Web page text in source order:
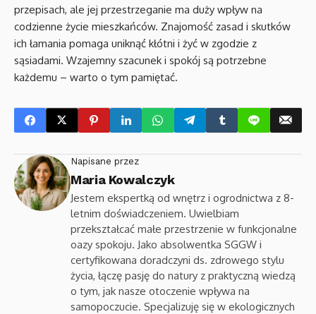
przepisach, ale jej przestrzeganie ma duży wpływ na
codzienne życie mieszkańców. Znajomość zasad i skutków
ich łamania pomaga uniknąć kłótni i żyć w zgodzie z
sąsiadami. Wzajemny szacunek i spokój są potrzebne
każdemu – warto o tym pamiętać.
Napisane przez
Maria Kowalczyk
Jestem ekspertką od wnętrz i ogrodnictwa z 8-
letnim doświadczeniem. Uwielbiam
przekształcać małe przestrzenie w funkcjonalne
oazy spokoju. Jako absolwentka SGGW i
certyfikowana doradczyni ds. zdrowego stylu
życia, łączę pasję do natury z praktyczną wiedzą
o tym, jak nasze otoczenie wpływa na
samopoczucie. Specjalizuję się w ekologicznych